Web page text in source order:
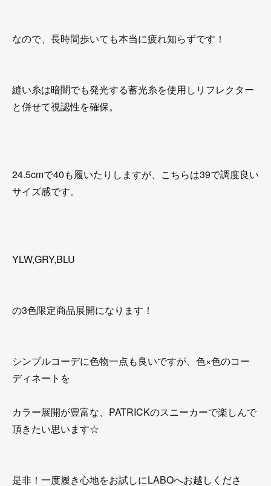
なので、長時間歩いても本当に疲れ知らずです！
縫い糸は暗闇でも発光する蓄光糸を使用しリフレクター
と併せて視認性を確保。
24.5cmで40も履いたりしますが、こちらは39で調度良い
サイズ感です。
YLW,GRY,BLU
の3色限定商品展開になります！
シンプルコーデに色物一点も良いですが、色×色のコー
ディネートを
カラー展開が豊富な、PATRICKのスニーカーで楽しんで
頂きたい思います☆
是非！一度履き心地をお試しにLABOへお越しくださ